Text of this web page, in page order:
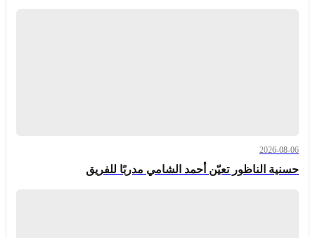
2026-08-06
حسنية الناظور تعيّن أحمد الشامي مدربًا للفريق